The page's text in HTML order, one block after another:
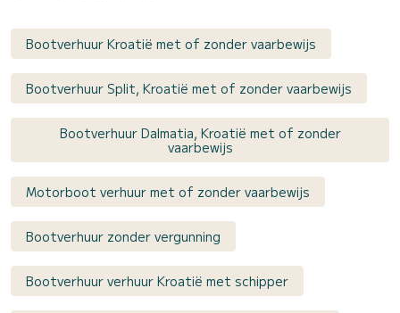
Bootverhuur Kroatië met of zonder vaarbewijs
Bootverhuur Split, Kroatië met of zonder vaarbewijs
Bootverhuur Dalmatia, Kroatië met of zonder
vaarbewijs
Motorboot verhuur met of zonder vaarbewijs
Bootverhuur zonder vergunning
Bootverhuur verhuur Kroatië met schipper